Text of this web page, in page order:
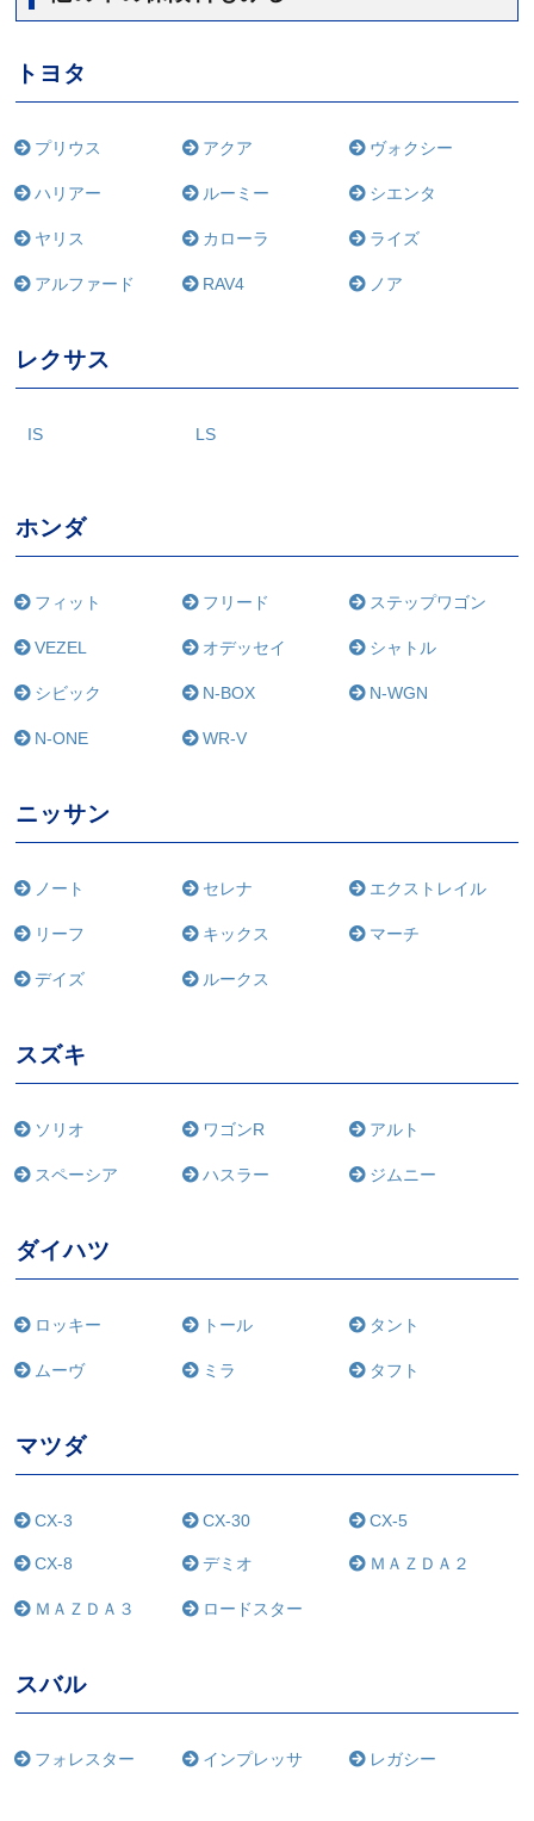
トヨタ
プリウス アクア ヴォクシー
ハリアー ルーミー シエンタ
ヤリス カローラ ライズ
アルファード RAV4 ノア
レクサス
IS LS
ホンダ
フィット フリード ステップワゴン
VEZEL オデッセイ シャトル
シビック N-BOX N-WGN
N-ONE WR-V
ニッサン
ノート セレナ エクストレイル
リーフ キックス マーチ
デイズ ルークス
スズキ
ソリオ ワゴンR アルト
スペーシア ハスラー ジムニー
ダイハツ
ロッキー トール タント
ムーヴ ミラ タフト
マツダ
CX-3 CX-30 CX-5
CX-8 デミオ ＭＡＺＤＡ２
ＭＡＺＤＡ３ ロードスター
スバル
フォレスター インプレッサ レガシー